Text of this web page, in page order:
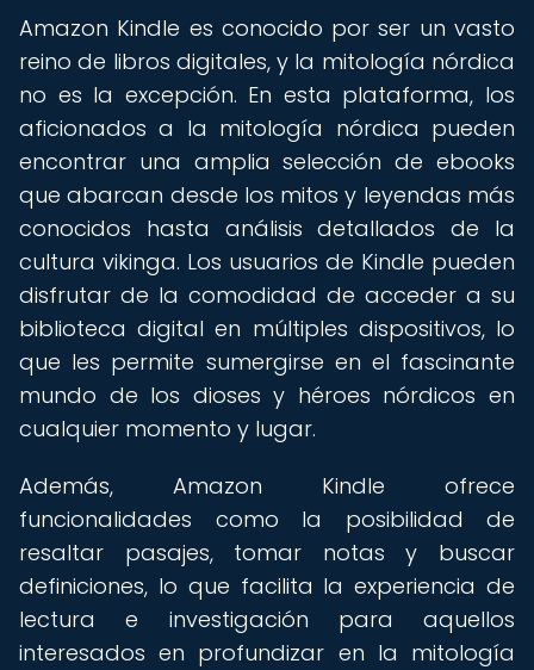
Amazon Kindle es conocido por ser un vasto
reino de libros digitales, y la mitología nórdica
no es la excepción. En esta plataforma, los
aficionados a la mitología nórdica pueden
encontrar una amplia selección de ebooks
que abarcan desde los mitos y leyendas más
conocidos hasta análisis detallados de la
cultura vikinga. Los usuarios de Kindle pueden
disfrutar de la comodidad de acceder a su
biblioteca digital en múltiples dispositivos, lo
que les permite sumergirse en el fascinante
mundo de los dioses y héroes nórdicos en
cualquier momento y lugar.
Además, Amazon Kindle ofrece
funcionalidades como la posibilidad de
resaltar pasajes, tomar notas y buscar
definiciones, lo que facilita la experiencia de
lectura e investigación para aquellos
interesados en profundizar en la mitología